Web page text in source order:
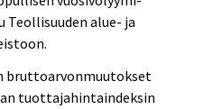
Teollisuuden alue- ja
bruttoarvonmuutokset
tuottajahintaindeksin